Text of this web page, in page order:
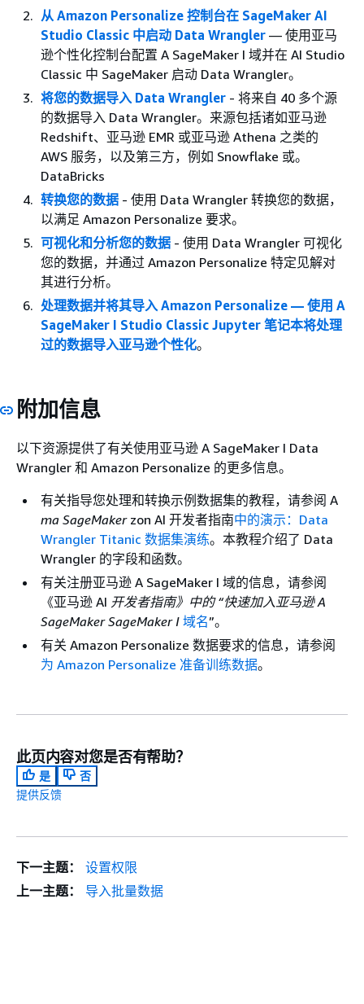
从 Amazon Personalize 控制台在 SageMaker AI
Studio Classic 中启动 Data Wrangler — 使用亚马
逊个性化控制台配置 A SageMaker I 域并在 AI Studio
Classic 中 SageMaker 启动 Data Wrangler。
将您的数据导入 Data Wrangler - 将来自 40 多个源
的数据导入 Data Wrangler。来源包括诸如亚马逊
Redshift、亚马逊 EMR 或亚马逊 Athena 之类的
AWS 服务，以及第三方，例如 Snowflake 或。
DataBricks
转换您的数据 - 使用 Data Wrangler 转换您的数据，
以满足 Amazon Personalize 要求。
可视化和分析您的数据 - 使用 Data Wrangler 可视化
您的数据，并通过 Amazon Personalize 特定见解对
其进行分析。
处理数据并将其导入 Amazon Personalize — 使用 A
SageMaker I Studio Classic Jupyter 笔记本将处理
过的数据导入亚马逊个性化。
附加信息
以下资源提供了有关使用亚马逊 A SageMaker I Data
Wrangler 和 Amazon Personalize 的更多信息。
有关指导您处理和转换示例数据集的教程，请参阅 A
ma SageMaker zon AI 开发者指南中的演示：Data
Wrangler Titanic 数据集演练。本教程介绍了 Data
Wrangler 的字段和函数。
有关注册亚马逊 A SageMaker I 域的信息，请参阅
《亚马逊 AI 开发者指南》中的 “快速加入亚马逊 A
SageMaker SageMaker I 域名”。
有关 Amazon Personalize 数据要求的信息，请参阅
为 Amazon Personalize 准备训练数据。
此页内容对您是否有帮助？
是
否
提供反馈
下一主题：
设置权限
上一主题：
导入批量数据